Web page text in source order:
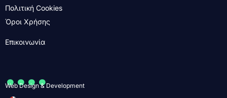
Πολιτική Cookies
Όροι Χρήσης
Επικοινωνία
....
Web Design & Development